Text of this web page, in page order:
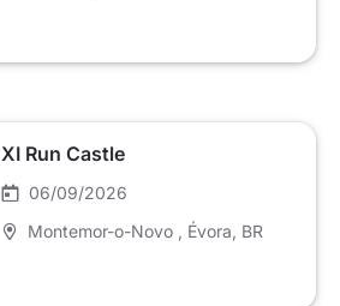
XI Run Castle
06/09/2026
Montemor-o-Novo , Évora , BR